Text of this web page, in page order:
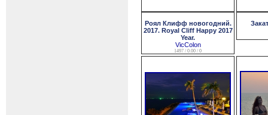
Роял Клифф новогодний.
2017. Royal Cliff Happy 2017
Year.
VicColon
1497 / 0.00 / 0